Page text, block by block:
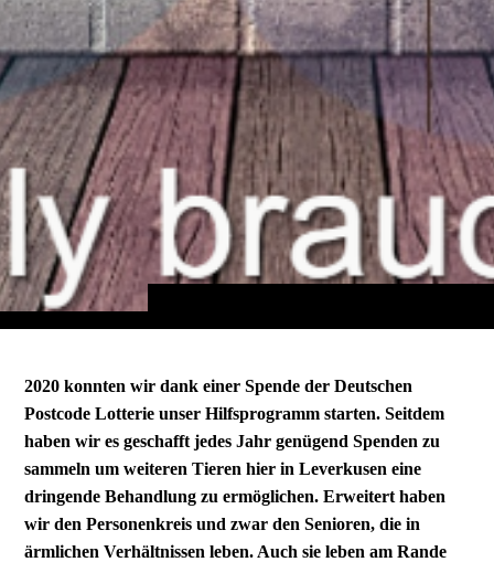
2020 konnten wir dank einer Spende der Deutschen
Postcode Lotterie unser Hilfsprogramm starten. Seitdem
haben wir es geschafft jedes Jahr genügend Spenden zu
sammeln um weiteren Tieren hier in Leverkusen eine
dringende Behandlung zu ermöglichen. Erweitert haben
wir den Personenkreis und zwar den Senioren, die in
ärmlichen Verhältnissen leben. Auch sie leben am Rande